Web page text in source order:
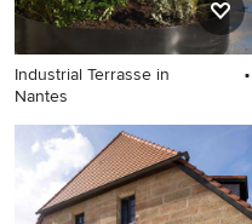
Industrial Terrasse in
Nantes
Industrial Terrasse in Nantes